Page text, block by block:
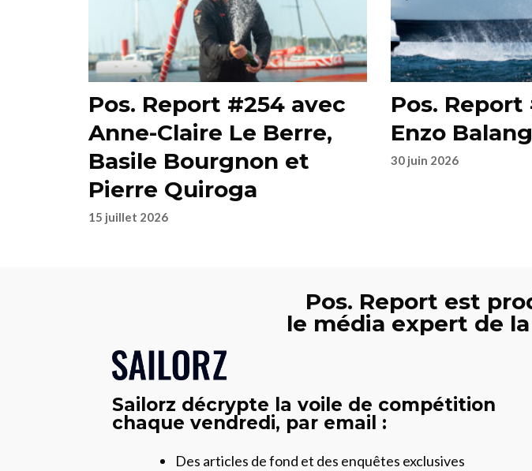
Pos. Report #254 avec
Anne-Claire Le Berre,
Basile Bourgnon et
Pierre Quiroga
15 juillet 2026
Pos. Report
Enzo
30 juin 2026
Pos. Report est
le média expert de
Sailorz décrypte la voile de compétition
chaque vendredi, par email :
Des articles de fond et des enquêtes exclusives